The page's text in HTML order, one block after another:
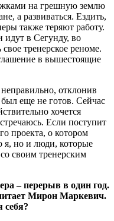
на грешную землю
а развиваться. Ездить,
также теряют работу.
в Сегунду, во
тренерское реноме.
в вышестоящие
отклонив
еще не готов. Сейчас
хочется
Если поступит
проекта, о котором
я, но и люди, которые
своим тренерским
– перерыв в один год.
Мирон Маркевич.
себя?